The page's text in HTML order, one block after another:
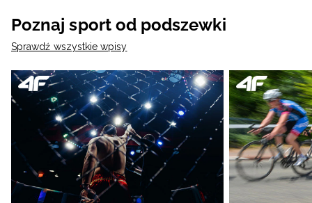
Poznaj sport od podszewki
Sprawdź wszystkie wpisy